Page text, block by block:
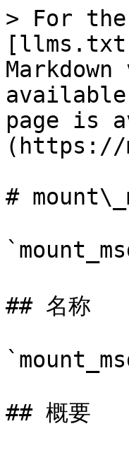
> For
page is
(https://
#
## 名称
## 概要